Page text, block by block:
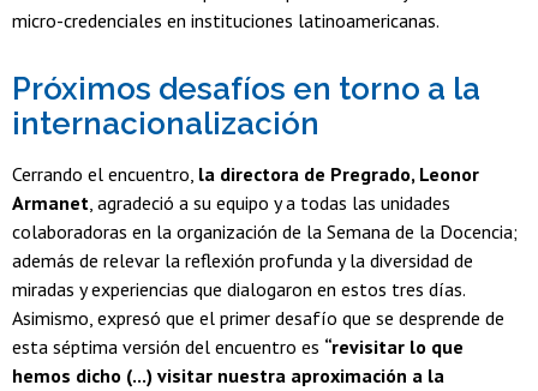
micro-credenciales en instituciones latinoamericanas.
Próximos desafíos en torno a la
internacionalización
Cerrando el encuentro, la directora de Pregrado, Leonor
Armanet, agradeció a su equipo y a todas las unidades
colaboradoras en la organización de la Semana de la Docencia;
además de relevar la reflexión profunda y la diversidad de
miradas y experiencias que dialogaron en estos tres días.
Asimismo, expresó que el primer desafío que se desprende de
esta séptima versión del encuentro es “revisitar lo que
hemos dicho (...) visitar nuestra aproximación a la